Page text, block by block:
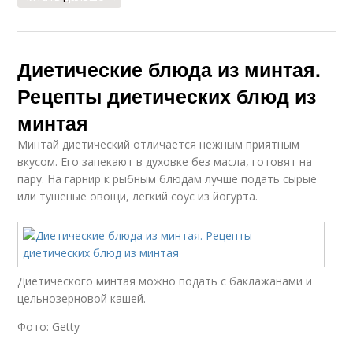
Диетические блюда из минтая.
Рецепты диетических блюд из
минтая
Минтай диетический отличается нежным приятным
вкусом. Его запекают в духовке без масла, готовят на
пару. На гарнир к рыбным блюдам лучше подать сырые
или тушеные овощи, легкий соус из йогурта.
Диетического минтая можно подать с баклажанами и
цельнозерновой кашей.
Фото: Getty